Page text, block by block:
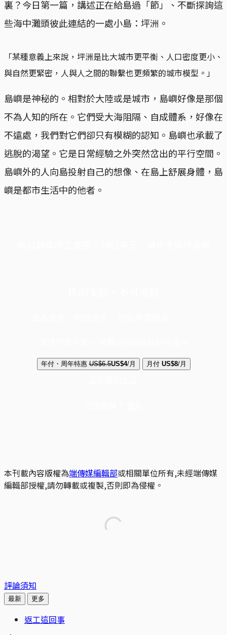
裏？今日第一篇，講述正在給島過「節」、不斷探詢這
些海中灘頭彼此連結的一處小島：坪洲。
「某種意義上來說，坪洲是比大城市更平衡、人口密度更小、
與自然更緊密，人與人之間的聯繫也更頻繁的城市模型。」
島嶼是神秘的。相對於大陸或是城市，島嶼好像是那個
不為人知的所在。它們受大海阻隔、自成體系，好像在
不遠處，我們對它們卻只有模糊的認知。島嶼也承載了
逃脫的渴望。它是日常經驗之外突然岔出的平行空間。
島嶼外的人向島投射自己的想像、在島上舒展身體，島
嶼是都市生活中的他者。
年付・周年特惠 US$6.5US$4/月 月付 US$8/月
本刊載內容版權為端傳媒編輯部或相關單位所有,未經端傳媒
編輯部授權,請勿轉載或複製,否則即為侵權。
評論須知
最新 更多
返工這回事